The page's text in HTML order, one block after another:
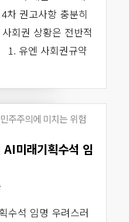
차 권고사항 충분히
회권 상황은 전반적
1. 유엔 사회권규약
주주의에 미치는 위험
미래기획수석 임
수석 임명 우려스러